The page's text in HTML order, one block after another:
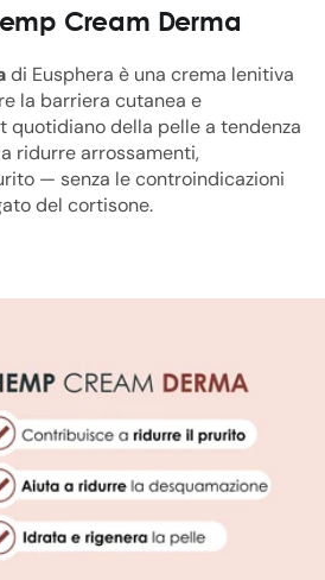
Cream Derma
di Eusphera è una crema lenitiva
la barriera cutanea e
quotidiano della pelle a tendenza
ridurre arrossamenti,
— senza le controindicazioni
del cortisone.